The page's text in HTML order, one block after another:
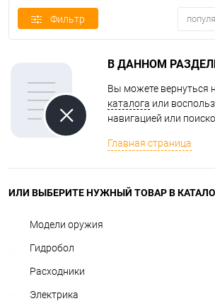
Фильтр
В ДАННОМ
Вы можете вернуться
каталога или
навигацией или
Главная страница
ИЛИ ВЫБЕРИТЕ НУЖНЫЙ ТОВАР В
Модели оружия
Гидробол
Расходники
Электрика